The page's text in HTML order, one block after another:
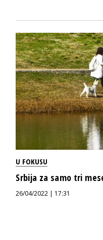
U FOKUSU
Srbija za samo tri
26/04/2022 | 17:31